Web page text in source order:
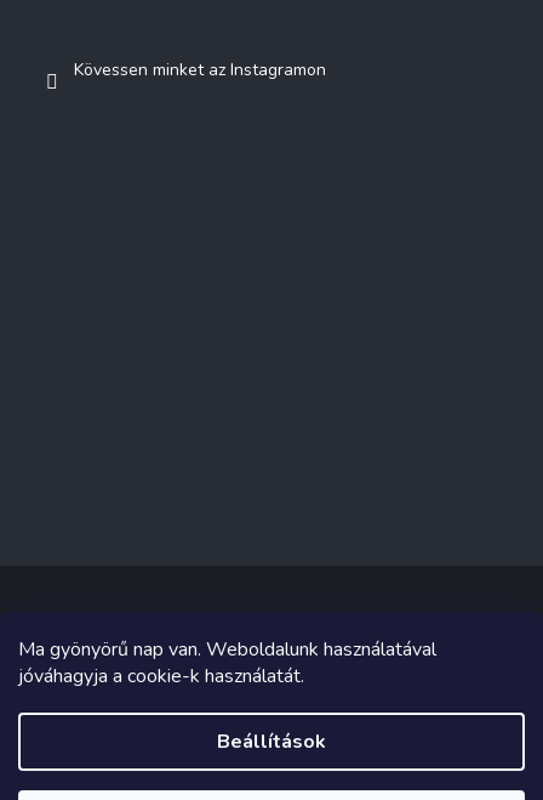
Ma gyönyörű nap van. Weboldalunk használatával
jóváhagyja a cookie-k használatát.
Beállítások
Kövessen minket az Instagramon
Copyright 2026 Sakküzlet. Minden jog fenntartva.
Grafika és megvalósítás innen Tomáš Hlad&Shoptetak.cz.
Shoptet készítette